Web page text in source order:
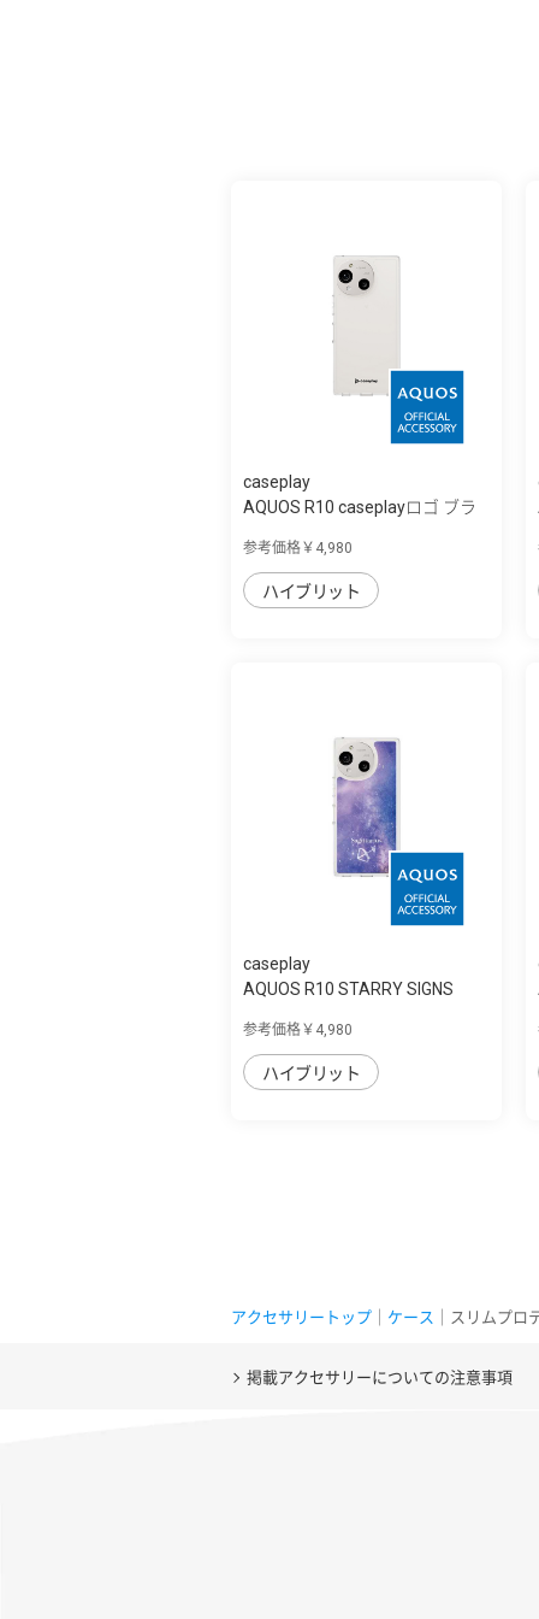
caseplay
AQUOS R10 caseplayロゴ ブラ
参考価格￥4,980
ハイブリット
caseplay
AQUOS R10 STARRY SIGNS
参考価格￥4,980
ハイブリット
アクセサリートップ ケース ｜スリムプ
掲載アクセサリーについての注意事項